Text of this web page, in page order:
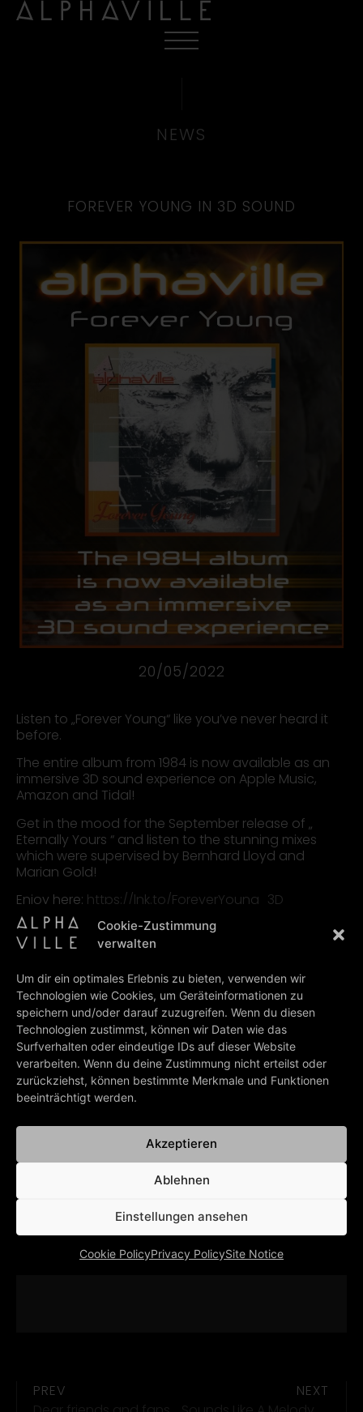
Cookie-Zustimmung
verwalten
Um dir ein optimales Erlebnis zu bieten, verwenden wir
Technologien wie Cookies, um Geräteinformationen zu
speichern und/oder darauf zuzugreifen. Wenn du diesen
Technologien zustimmst, können wir Daten wie das
Surfverhalten oder eindeutige IDs auf dieser Website
verarbeiten. Wenn du deine Zustimmung nicht erteilst oder
zurückziehst, können bestimmte Merkmale und Funktionen
beeinträchtigt werden.
Akzeptieren
Ablehnen
Einstellungen ansehen
Cookie PolicyPrivacy PolicySite Notice
NEWS
FOREVER YOUNG IN 3D SOUND
20/05/2022
Listen to „Forever Young“ like you’ve never heard it
before.
The entire album from 1984 is now available as an
immersive 3D sound experience on Apple Music,
Amazon and Tidal!
Get in the mood for the September release of „
Eternally Yours “ and listen to the stunning mixes
which were supervised by Bernhard Lloyd and
Marian Gold!
Enjoy here: https://lnk.to/ForeverYoung_3D
Video-
Player
Media error: Format(s) not supported or source(s) not found
PREV
NEXT